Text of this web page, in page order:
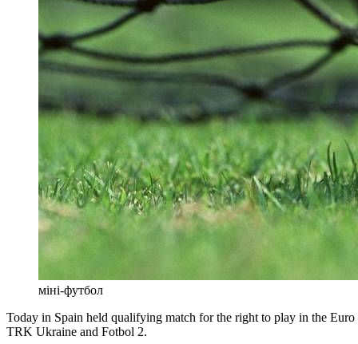
міні-футбол
Today in Spain held qualifying match for the right to play in the
TRK Ukraine and Fotbol 2.